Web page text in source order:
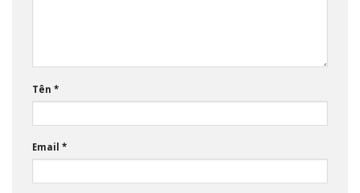
Tên *
Email *